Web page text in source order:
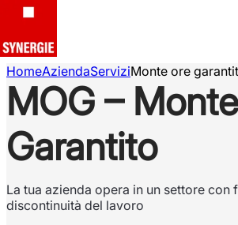
HomeAziendaServiziMonte ore
MOG –
Garantito
La tua azienda opera in un settore con
discontinuità del lavoro